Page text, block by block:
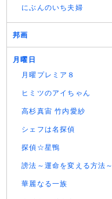
にぶんのいち夫婦
邦画
月曜日
月曜プレミア８
ヒミツのアイちゃん
高杉真宙 竹内愛紗
シェフは名探偵
探偵☆星鴨
謗法～運命を変える方法～
華麗なる一族